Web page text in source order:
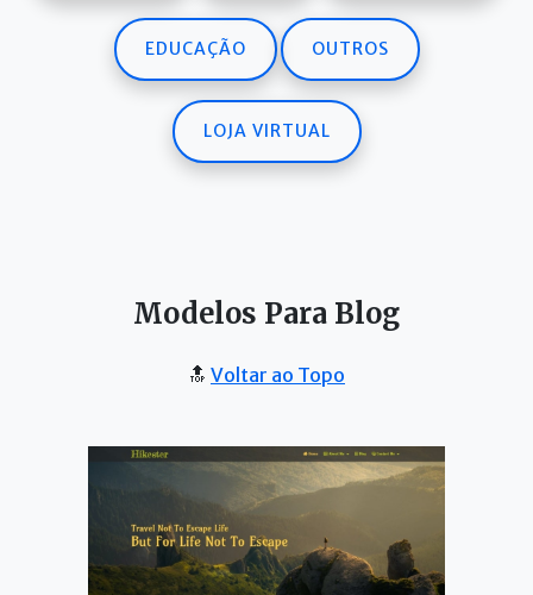
EDUCAÇÃO OUTROS
LOJA VIRTUAL
Modelos Para Blog
🔝 Voltar ao Topo